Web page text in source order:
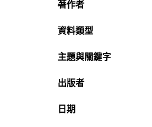
著作者
資料類型
主題與關鍵字
出版者
日期